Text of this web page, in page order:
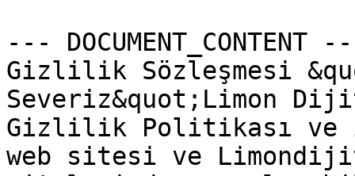
--- DOCUMENT_CONTENT
Gizlilik Sözleşmesi
Severiz&quot;Limon
Gizlilik Politikası ve
web sitesi ve